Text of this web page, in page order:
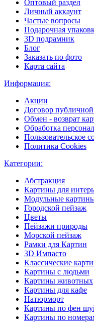
Оптовый раздел
Личный аккаунт
Частые вопросы
Подарочная
3D подрамник
Блог
Заказать по фото
Карта сайта
Информация:
Акции
Договор
Обмен - возврат
Обработка
Пользовательское
Политика Cookies
Категории:
Абстракция
Картины для
Модульные
Городской пейзаж
Цветы
Пейзажи природы
Морской пейзаж
Рамки для Картин
3D Импасто
Классические
Картины с людьми
Картины животных
Картины для кафе
Натюрморт
Картины по фен
Картины по